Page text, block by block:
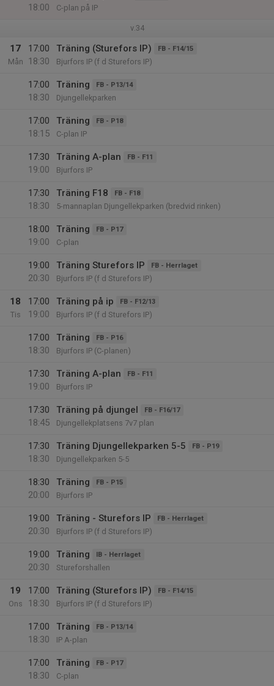
18:00
C-plan på IP
v.34
17
Mån
17:00
18:30
Träning (Sturefors IP) FB - F14/15
Bjurfors IP (f d Sturefors IP)
17:00
18:30
Träning FB - P13/14
Djungellekparken
17:00
18:15
Träning FB - P18
C-plan IP
17:30
19:00
Träning A-plan FB - F11
Bjurfors IP
17:30
18:30
Träning F18 FB - F18
5-mannaplan Djungellekparken (bredvid rinken)
18:00
19:00
Träning FB - P17
C-plan
19:00
20:30
Träning Sturefors IP FB - Herrlaget
Bjurfors IP (f d Sturefors IP)
18
Tis
17:00
19:00
Träning på ip FB - F12/13
Bjurfors IP (f d Sturefors IP)
17:00
18:30
Träning FB - P16
Bjurfors IP (C-planen)
17:30
19:00
Träning A-plan FB - F11
Bjurfors IP
17:30
18:45
Träning på djungel FB - F16/17
Djungellekplatsens 7v7 plan
17:30
18:30
Träning Djungellekparken 5-5 FB - P19
Djungellekparken 5-5
18:30
20:00
Träning FB - P15
Bjurfors IP
19:00
20:30
Träning - Sturefors IP FB - Herrlaget
Bjurfors IP (f d Sturefors IP)
19:00
20:30
Träning IB - Herrlaget
Stureforshallen
19
Ons
17:00
18:30
Träning (Sturefors IP) FB - F14/15
Bjurfors IP (f d Sturefors IP)
17:00
18:30
Träning FB - P13/14
IP A-plan
17:00
18:30
Träning FB - P17
C-plan